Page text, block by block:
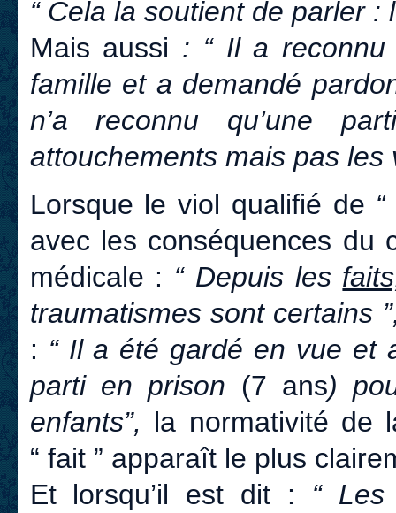
“ Cela la soutient de parler :
Mais aussi : “ Il a
famille et a demandé
n’a reconnu qu’une
attouchements mais pas
Lorsque le viol qualifié de
avec les conséquences du
médicale : “ Depuis les
traumatismes sont certains
: “ Il a été gardé en vue et
parti en prison (7 ans)
enfants”, la normativité de
“ fait ” apparaît le plus
Et lorsqu’il est dit : “